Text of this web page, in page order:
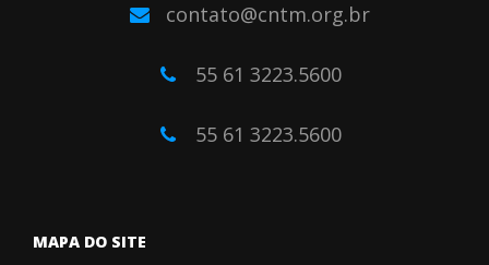
contato@cntm.org.br
55 61 3223.5600
55 61 3223.5600
MAPA DO SITE